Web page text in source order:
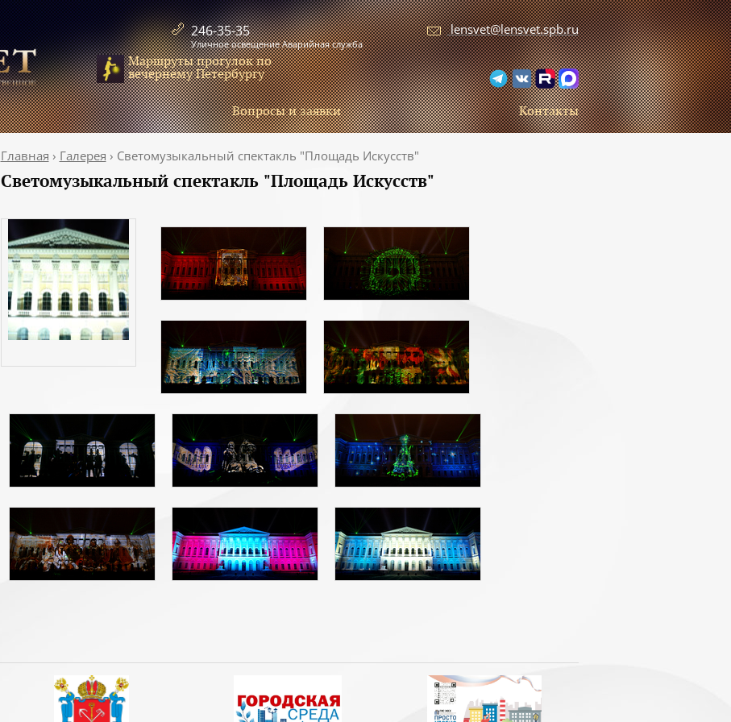
Маршруты прогулок по
вечернему Петербургу
246-35-35
Уличное освещение Аварийная служба
lensvet@lensvet.spb.ru
Вопросы и заявки Контакты
Главная › Галерея › Cветомузыкальный спектакль "Площадь Искусств"
Cветомузыкальный спектакль "Площадь Искусств"